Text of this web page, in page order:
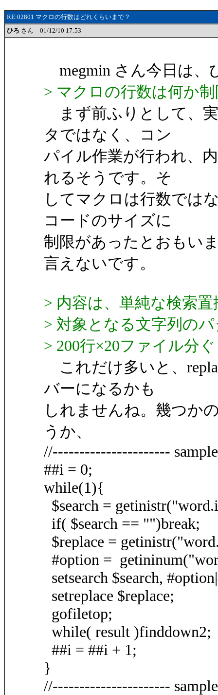
RE:02801 マクロの行数はどれくらいまで？
ひろ さん 01/12/10 17:53
megmin さん今日は、
> マクロの行数は何か
まず前ふりとして、
タではなく、コン
パイル作業が行われ、
れるそうです。そ
してマクロは行数では
コードのサイズに
制限があったとおもい
言えないです。
> 内容は、単純な検索
> 対象となる文字列の
> 200行×20ファイル分
これだけ多いと、
バーになるかも
しれませんね。幾つか
うか、
//----------------------
##i = 0;
while(1){
$search =
if( $search == "")break;
$replace =
#option =
setsearch $search,
setreplace $replace;
gofiletop;
while( result )finddown2;
##i = ##i + 1;
}
//----------------------